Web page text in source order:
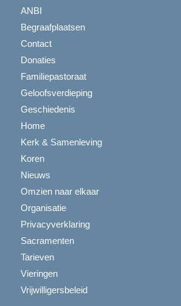
ANBI
Begraafplaatsen
Contact
Donaties
Familiepastoraat
Geloofsverdieping
Geschiedenis
Home
Kerk & Samenleving
Koren
Nieuws
Omzien naar elkaar
Organisatie
Privacyverklaring
Sacramenten
Tarieven
Vieringen
Vrijwilligersbeleid